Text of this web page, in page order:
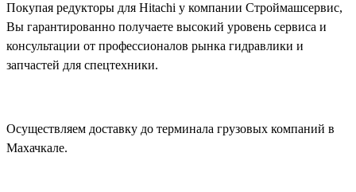
Покупая редукторы для Hitachi у компании Строймашсервис,
Вы гарантированно получаете высокий уровень сервиса и
консультации от профессионалов рынка гидравлики и
запчастей для спецтехники.
Осуществляем доставку до терминала грузовых компаний в
Махачкале.